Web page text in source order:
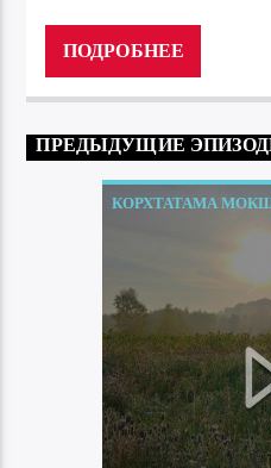
ПОДРОБНЕЕ
ПРЕДЫДУЩИЕ
КОРХТАТАМА